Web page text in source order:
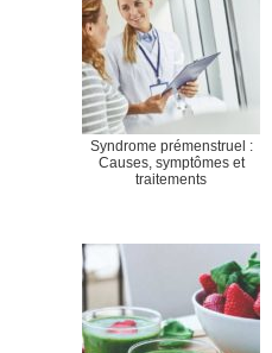
Syndrome prémenstruel :
Causes, symptômes et
traitements